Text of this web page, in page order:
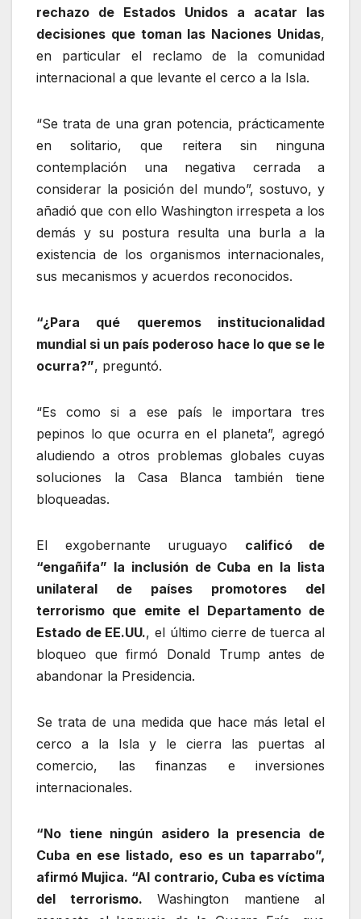
rechazo de Estados Unidos a acatar las
decisiones que toman las Naciones Unidas,
en particular el reclamo de la comunidad
internacional a que levante el cerco a la Isla.
“Se trata de una gran potencia, prácticamente
en solitario, que reitera sin ninguna
contemplación una negativa cerrada a
considerar la posición del mundo”, sostuvo, y
añadió que con ello Washington irrespeta a los
demás y su postura resulta una burla a la
existencia de los organismos internacionales,
sus mecanismos y acuerdos reconocidos.
“¿Para qué queremos institucionalidad
mundial si un país poderoso hace lo que se le
ocurra?”, preguntó.
“Es como si a ese país le importara tres
pepinos lo que ocurra en el planeta”, agregó
aludiendo a otros problemas globales cuyas
soluciones la Casa Blanca también tiene
bloqueadas.
El exgobernante uruguayo calificó de
“engañifa” la inclusión de Cuba en la lista
unilateral de países promotores del
terrorismo que emite el Departamento de
Estado de EE.UU., el último cierre de tuerca al
bloqueo que firmó Donald Trump antes de
abandonar la Presidencia.
Se trata de una medida que hace más letal el
cerco a la Isla y le cierra las puertas al
comercio, las finanzas e inversiones
internacionales.
“No tiene ningún asidero la presencia de
Cuba en ese listado, eso es un taparrabo”,
afirmó Mujica. “Al contrario, Cuba es víctima
del terrorismo. Washington mantiene al